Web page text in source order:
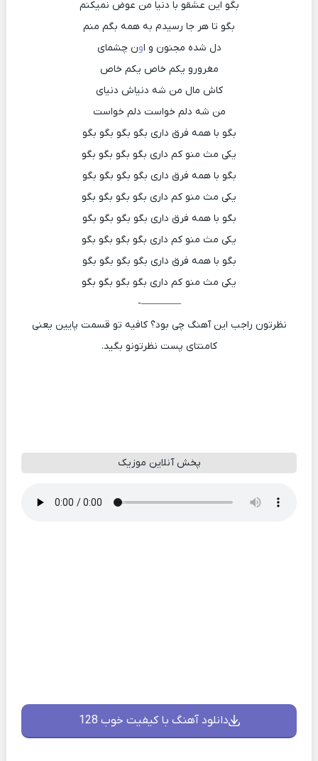
بگو این عشقو با دنیا من عوض نمیکنم
بگو تا هر جا رسیدم به همه بگم منم
دل شده مجنون و اون چشمای
مغرورو یکم خاص یکم خاص
کاش مال من شه دنیاش دنیای
من شه دلم خواست دلم خواست
بگو با همه فرق داری بگو بگو بگو بگو
یکی مث منو کم داری بگو بگو بگو بگو
بگو با همه فرق داری بگو بگو بگو بگو
یکی مث منو کم داری بگو بگو بگو بگو
بگو با همه فرق داری بگو بگو بگو بگو
یکی مث منو کم داری بگو بگو بگو بگو
بگو با همه فرق داری بگو بگو بگو بگو
یکی مث منو کم داری بگو بگو بگو بگو
————-
نظرتون راجب این آهنگ چی بود؟ کافیه تو قسمت پایین یعنی
کامنتای پست نظرتونو بگید.
پخش آنلاین موزیک
دانلود آهنگ با کیفیت خوب 128